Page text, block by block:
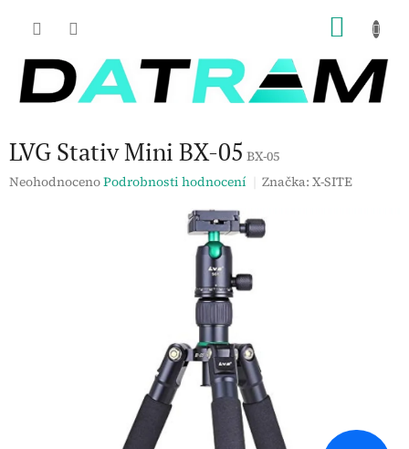
LVG Stativ Mini BX-05 BX-05
Průměrné
NeohodnocenoPodrobnosti hodnocení Značka:X-SITE